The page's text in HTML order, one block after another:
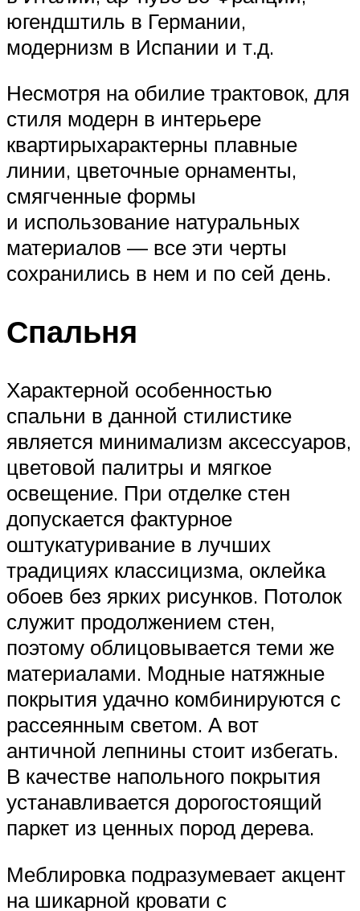
югендштиль в Германии,
модернизм в Испании и т.д.
Несмотря на обилие трактовок, для
стиля модерн в интерьере
квартирыхарактерны плавные
линии, цветочные орнаменты,
смягченные формы
и использование натуральных
материалов — все эти черты
сохранились в нем и по сей день.
Спальня
Характерной особенностью
спальни в данной стилистике
является минимализм аксессуаров,
цветовой палитры и мягкое
освещение. При отделке стен
допускается фактурное
оштукатуривание в лучших
традициях классицизма, оклейка
обоев без ярких рисунков. Потолок
служит продолжением стен,
поэтому облицовывается теми же
материалами. Модные натяжные
покрытия удачно комбинируются с
рассеянным светом. А вот
античной лепнины стоит избегать.
В качестве напольного покрытия
устанавливается дорогостоящий
паркет из ценных пород дерева.
Меблировка подразумевает акцент
на шикарной кровати с